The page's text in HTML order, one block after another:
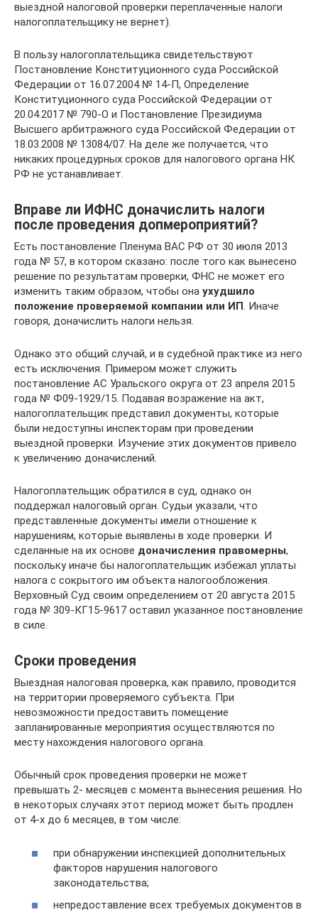
выездной налоговой проверки переплаченные налоги
налогоплательщику не вернет).
В пользу налогоплательщика свидетельствуют
Постановление Конституционного суда Российской
Федерации от 16.07.2004 № 14-П, Определение
Конституционного суда Российской Федерации от
20.04.2017 № 790-О и Постановление Президиума
Высшего арбитражного суда Российской Федерации от
18.03.2008 № 13084/07. На деле же получается, что
никаких процедурных сроков для налогового органа НК
РФ не устанавливает.
Вправе ли ИФНС доначислить налоги
после проведения допмероприятий?
Есть постановление Пленума ВАС РФ от 30 июля 2013
года № 57, в котором сказано: после того как вынесено
решение по результатам проверки, ФНС не может его
изменить таким образом, чтобы она ухудшило
положение проверяемой компании или ИП. Иначе
говоря, доначислить налоги нельзя.
Однако это общий случай, и в судебной практике из него
есть исключения. Примером может служить
постановление АС Уральского округа от 23 апреля 2015
года № Ф09-1929/15. Подавая возражение на акт,
налогоплательщик представил документы, которые
были недоступны инспекторам при проведении
выездной проверки. Изучение этих документов привело
к увеличению доначислений.
Налогоплательщик обратился в суд, однако он
поддержал налоговый орган. Судьи указали, что
представленные документы имели отношение к
нарушениям, которые выявлены в ходе проверки. И
сделанные на их основе доначисления правомерны,
поскольку иначе бы налогоплательщик избежал уплаты
налога с сокрытого им объекта налогообложения.
Верховный Суд своим определением от 20 августа 2015
года № 309-КГ15-9617 оставил указанное постановление
в силе.
Сроки проведения
Выездная налоговая проверка, как правило, проводится
на территории проверяемого субъекта. При
невозможности предоставить помещение
запланированные мероприятия осуществляются по
месту нахождения налогового органа.
Обычный срок проведения проверки не может
превышать 2- месяцев с момента вынесения решения. Но
в некоторых случаях этот период может быть продлен
от 4-х до 6 месяцев, в том числе:
при обнаружении инспекцией дополнительных
факторов нарушения налогового
законодательства;
непредоставление всех требуемых документов в